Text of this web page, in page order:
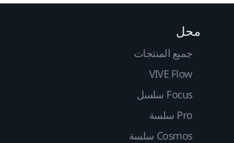
محل
جميع المنتجات
VIVE Flow
Focus سلسل
Pro سلسة
Cosmos سلسة